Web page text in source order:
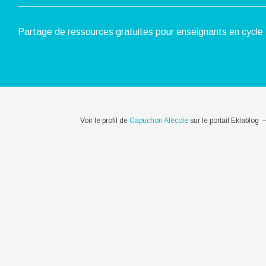
Partage de ressources gratuites pour enseignants en
Voir le profil de Capuchon Alécolesur le portail Eklablog